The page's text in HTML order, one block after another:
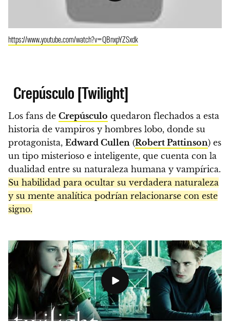
https://www.youtube.com/watch?v=QBnxpYZSxdk
Crepúsculo [Twilight]
Los fans de Crepúsculo quedaron flechados a esta
historia de vampiros y hombres lobo, donde su
protagonista, Edward Cullen (Robert Pattinson) es
un tipo misterioso e inteligente, que cuenta con la
dualidad entre su naturaleza humana y vampírica.
Su habilidad para ocultar su verdadera naturaleza
y su mente analítica podrían relacionarse con este
signo.